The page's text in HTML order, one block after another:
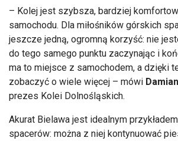
– Kolej jest szybsza, bardziej
samochodu. Dla miłośników górskich
jeszcze jedną, ogromną korzyść: nie
do tego samego punktu zaczynając i
ma to miejsce z samochodem, a dzięki
zobaczyć o wiele więcej – mówi
prezes Kolei Dolnośląskich.
Akurat Bielawa jest idealnym
spacerów: można z niej kontynuować